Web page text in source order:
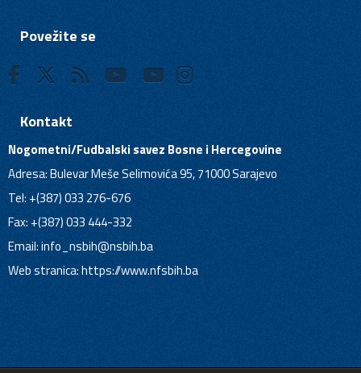
Povežite se
Kontakt
Nogometni/Fudbalski savez Bosne i Hercegovine
Adresa: Bulevar Meše Selimovića 95, 71000 Sarajevo
Tel: +(387) 033 276-676
Fax: +(387) 033 444-332
Email:info_nsbih@nsbih.ba
Web stranica: https://www.nfsbih.ba